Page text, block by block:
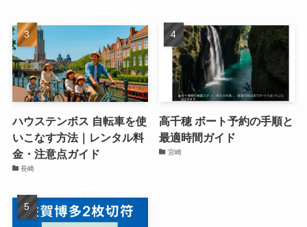
ハウステンボス 自転車を使
いこなす方法｜レンタル料
金・注意点ガイド
長崎
高千穂 ボート予約の手順と
最適時間ガイド
宮崎